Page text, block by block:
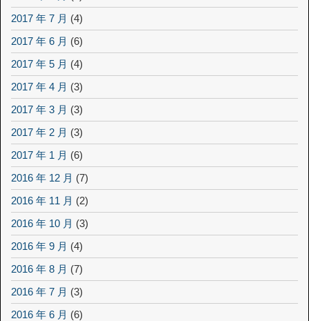
2017 年 7 月 (4)
2017 年 6 月 (6)
2017 年 5 月 (4)
2017 年 4 月 (3)
2017 年 3 月 (3)
2017 年 2 月 (3)
2017 年 1 月 (6)
2016 年 12 月 (7)
2016 年 11 月 (2)
2016 年 10 月 (3)
2016 年 9 月 (4)
2016 年 8 月 (7)
2016 年 7 月 (3)
2016 年 6 月 (6)